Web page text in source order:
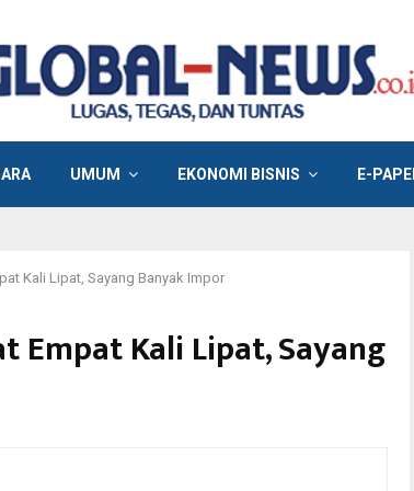
UMUM EKONOMI BISNIS E-
Kali Lipat, Sayang Banyak Impor
Empat Kali Lipat, Sayang